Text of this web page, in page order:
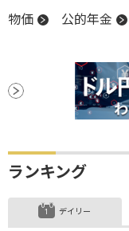
物価 公的年金
ランキング
デイリー